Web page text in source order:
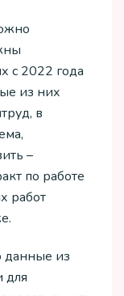
с 2022 года
из них
в
–
по работе
работ
данные из
для